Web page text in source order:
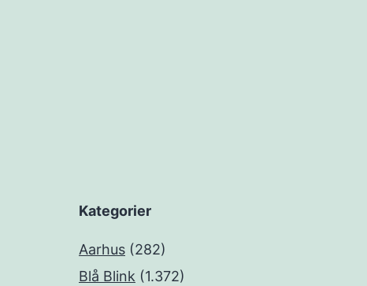
Kategorier
Aarhus (282)
Blå Blink (1.372)